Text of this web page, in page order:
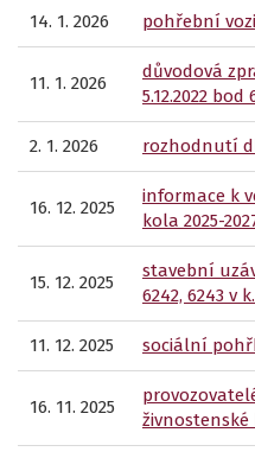
14. 1. 2026 pohřební
11. 1. 2026
důvodová
5.12.2022 bod
2. 1. 2026 rozhodnutí
16. 12. 2025
informace k
kola 2025-
15. 12. 2025
stavební
6242, 6243 v
11. 12. 2025 sociální
16. 11. 2025